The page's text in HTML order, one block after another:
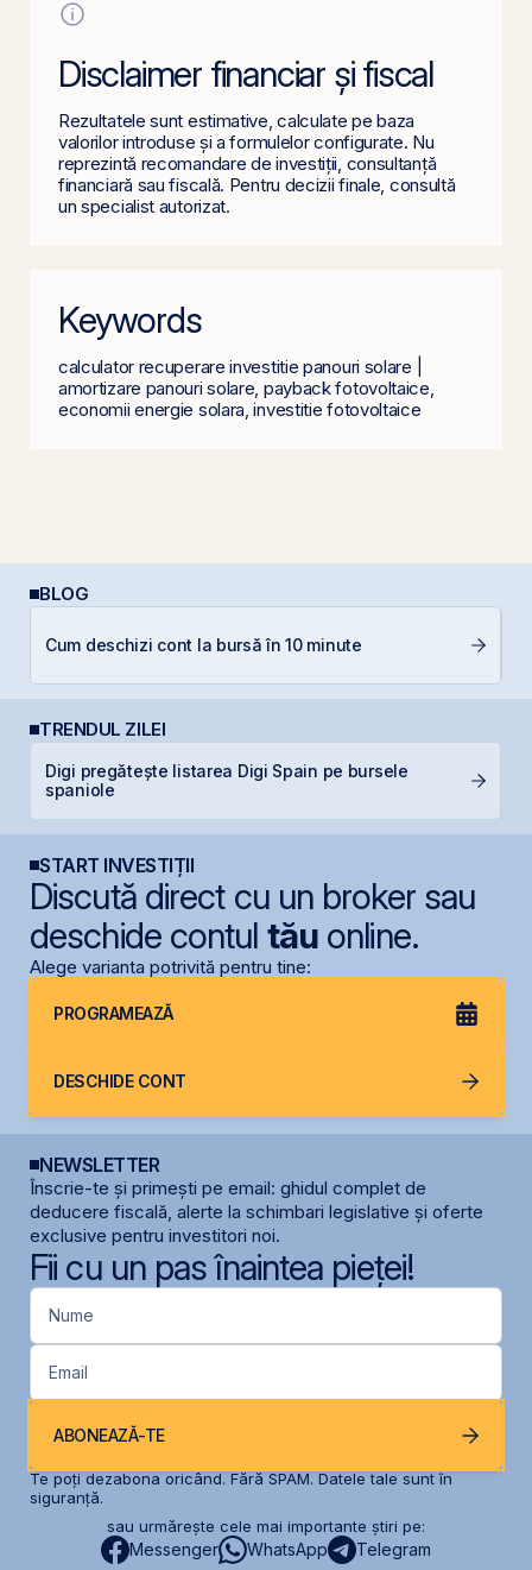
Disclaimer financiar și fiscal
Rezultatele sunt estimative, calculate pe baza
valorilor introduse și a formulelor configurate. Nu
reprezintă recomandare de investiții, consultanță
financiară sau fiscală. Pentru decizii finale, consultă
un specialist autorizat.
Keywords
calculator recuperare investitie panouri solare |
amortizare panouri solare, payback fotovoltaice,
economii energie solara, investitie fotovoltaice
BLOG
Cum deschizi cont la bursă în 10 minute
TRENDUL ZILEI
Digi pregătește listarea Digi Spain pe bursele
spaniole
START INVESTIȚII
Discută direct cu un broker sau
deschide contul tăuonline.
Alege varianta potrivită pentru tine:
PROGRAMEAZĂ
DESCHIDE CONT
NEWSLETTER
Înscrie-te și primești pe email: ghidul complet de
deducere fiscală, alerte la schimbari legislative și oferte
exclusive pentru investitori noi.
Fii cu un pas înaintea pieței!
Nume
Email
ABONEAZĂ-TE
Te poți dezabona oricând. Fără SPAM. Datele tale sunt în
siguranță.
sau urmărește cele mai importante știri pe:
Messenger WhatsApp Telegram